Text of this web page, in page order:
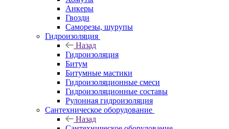
Анкеры
Гвозди
Саморезы, шурупы
Гидроизоляция
Назад
Гидроизоляция
Битум
Битумные мастики
Гидроизоляционные смеси
Гидроизоляционные составы
Рулонная гидроизоляция
Сантехническое оборудование
Назад